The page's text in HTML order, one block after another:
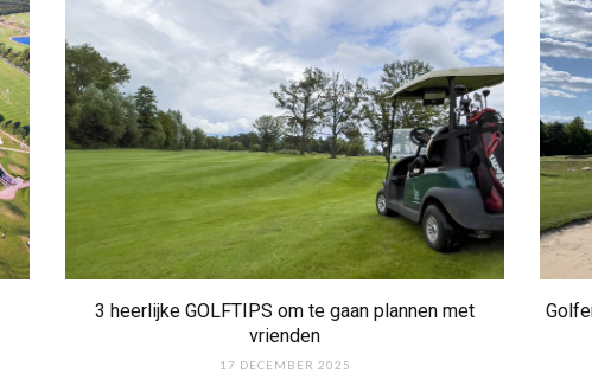
3 heerlijke GOLFTIPS om te gaan plannen met
vrienden
17 DECEMBER 2025